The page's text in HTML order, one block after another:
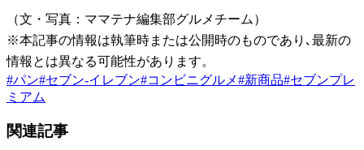
（文・写真：ママテナ編集部グルメチーム）
※本記事の情報は執筆時または公開時のものであり､最新の
情報とは異なる可能性があります。
#パン#セブン-イレブン#コンビニグルメ#新商品#セブンプレ
ミアム
関連記事